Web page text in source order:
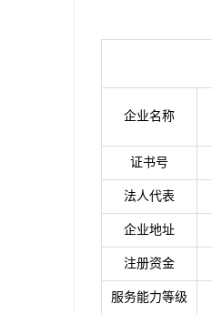
企业名称
证书号
法人代表
企业地址
注册资金
服务能力等级